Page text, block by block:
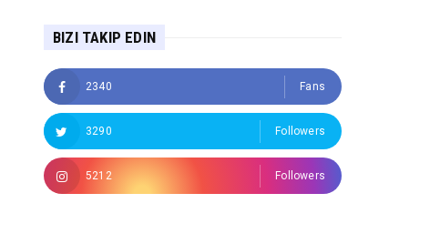
BIZI TAKIP EDIN
2340 Fans
3290 Followers
5212 Followers